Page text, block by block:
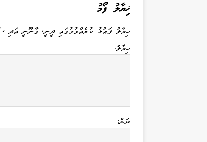
ޚިޔާލު ފޯމު
ޚިޔާލު ފައުޅު ކުރެއްވުމުގައި ދީނީ، ޤާނޫނީ
ޚިޔާލު:
ނަން: